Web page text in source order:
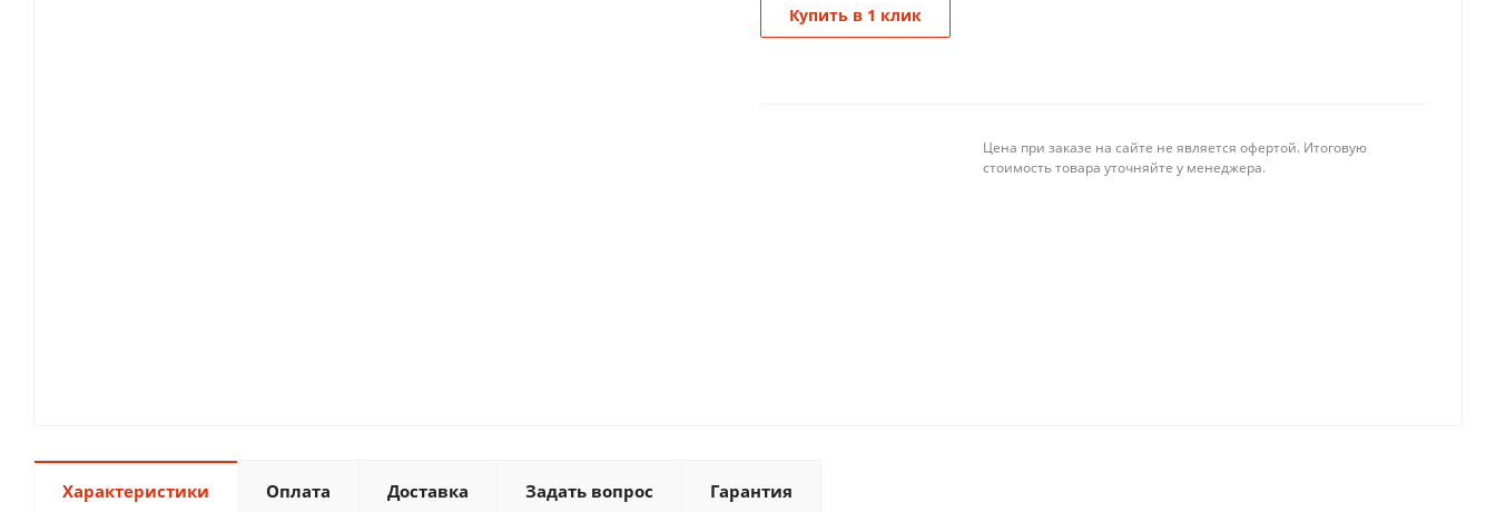
Купить в 1 клик
Цена при заказе на сайте не является офертой. Итоговую
стоимость товара уточняйте у менеджера.
Характеристики Оплата Доставка Задать вопрос Гарантия